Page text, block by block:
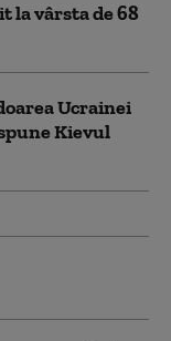
la vârsta de 68
Ucrainei
Kievul